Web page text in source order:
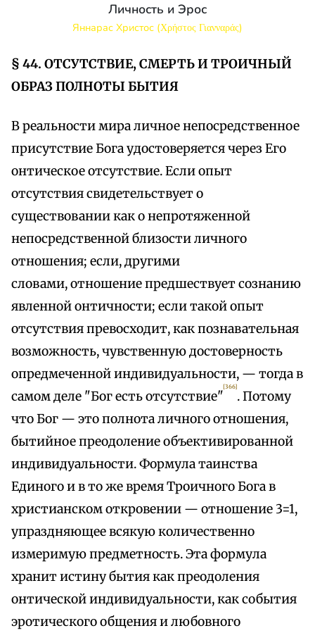
Личность и Эрос
Яннарас Христос (Χρήστος Γιανναράς)
§ 44. ОТСУТСТВИЕ, СМЕРТЬ И ТРОИЧНЫЙ
ОБРАЗ ПОЛНОТЫ БЫТИЯ
В реальности мира личное непосредственное
присутствие Бога удостоверяется через Его
онтическое отсутствие. Если опыт
отсутствия свидетельствует о
существовании как о непротяженной
непосредственной близости личного
отношения; если, другими
словами, отношение предшествует сознанию
явленной онтичности; если такой опыт
отсутствия превосходит, как познавательная
возможность, чувственную достоверность
опредмеченной индивидуальности, — тогда в
самом деле "Бог есть отсутствие"
[366]
. Потому
что Бог — это полнота личного отношения,
бытийное преодоление объективированной
индивидуальности. Формула таинства
Единого и в то же время Троичного Бога в
христианском откровении — отношение 3=1,
упраздняющее всякую количественно
измеримую предметность. Эта формула
хранит истину бытия как преодоления
онтической индивидуальности, как события
эротического общения и любовного